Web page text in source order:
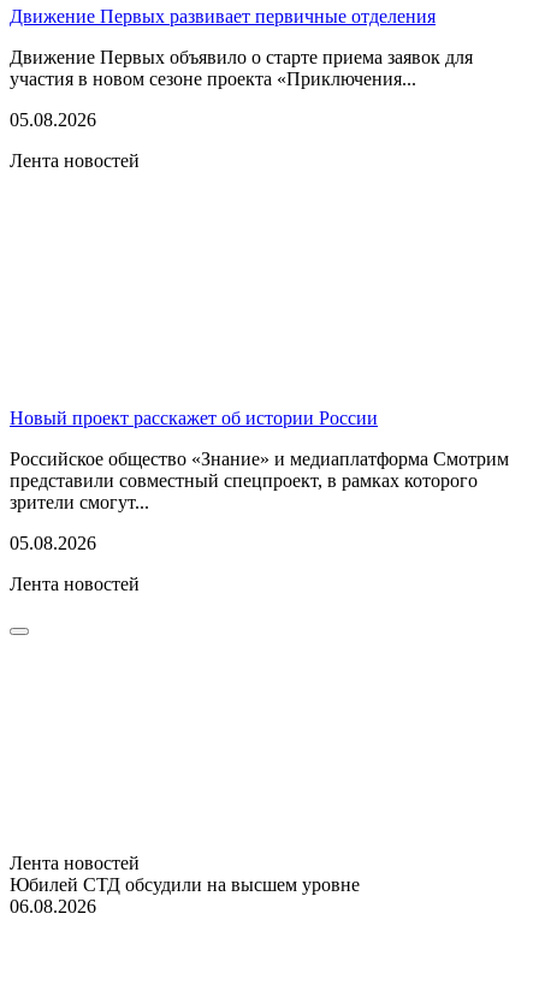
Движение Первых развивает первичные отделения
Движение Первых объявило о старте приема заявок для
участия в новом сезоне проекта «Приключения...
05.08.2026
Лента новостей
Новый проект расскажет об истории России
Российское общество «Знание» и медиаплатформа Смотрим
представили совместный спецпроект, в рамках которого
зрители смогут...
05.08.2026
Лента новостей
Лента новостей
Юбилей СТД обсудили на высшем уровне
06.08.2026